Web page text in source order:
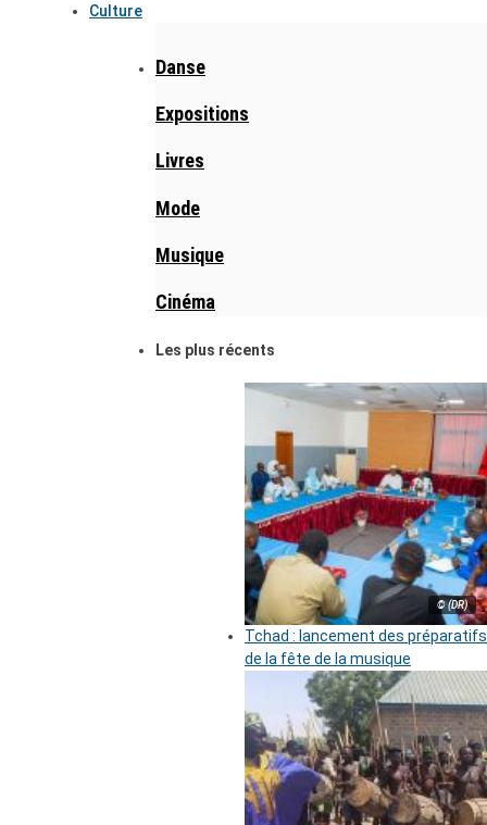
Culture
Danse
Expositions
Livres
Mode
Musique
Cinéma
Les plus récents
© (DR)
Tchad : lancement des préparatifs
de la fête de la musique